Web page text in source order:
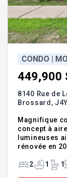
CONDO |
449,900
8140 Rue de
Brossard,
Magnifique
concept à
lumineuses
rénovée en
cuisine),
2 1 1